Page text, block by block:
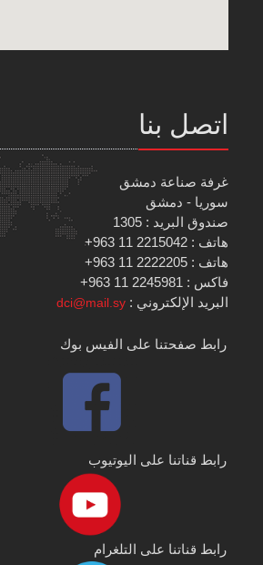
اتصل بنا
غرفة صناعة دمشق
سوريا - دمشق
صندوق البريد : 1305
هاتف : 2215042 11 963+
هاتف : 2222205 11 963+
فاكس : 2245981 11 963+
البريد الإلكتروني :dci@mail.sy
رابط صفحتنا على الفيس بوك
رابط قناتنا على اليوتيوب
رابط قناتنا على التلغرام